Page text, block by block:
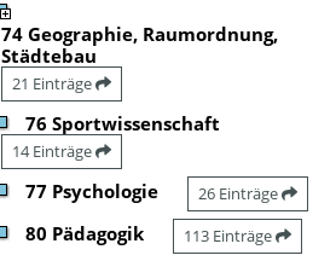
74 Geographie, Raumordnung,
Städtebau
21 Einträge
76 Sportwissenschaft
14 Einträge
77 Psychologie 26 Einträge
80 Pädagogik 113 Einträge